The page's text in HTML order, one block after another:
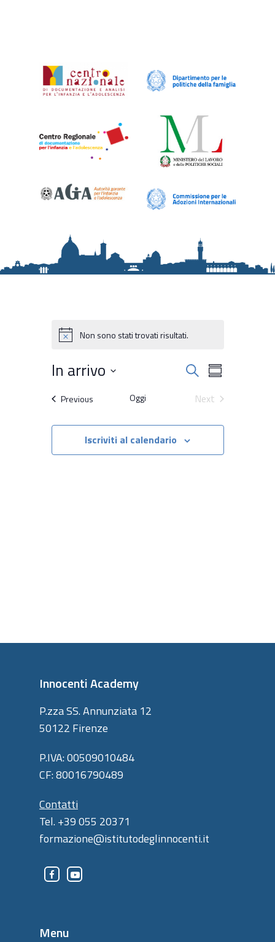
NoticeNon sono stati trovati risultati.
Attività
Ricerca
e
viste
CercaAttività
Navigazione
Summary
In arrivo
date.
PreviousAttività Oggi
Next
Iscriviti al calendario
Innocenti Academy
P.zza SS. Annunziata 12
50122 Firenze
P.IVA: 00509010484
CF: 80016790489
Contatti
Tel. +39 055 20371
formazione@istitutodeglinnocenti.it
Menu